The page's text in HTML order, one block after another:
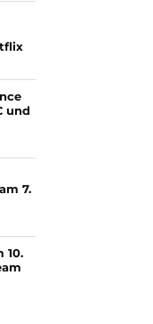
und
7.
10.